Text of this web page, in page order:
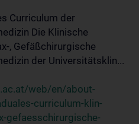
Curriculum der
Die Klinische
, Gefäßchirurgische
der Universitätsklin...
web/en/about-
curriculum-klin-
gefaesschirurgische-